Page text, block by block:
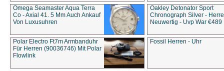
Omega Seamaster Aqua Terra
Co - Axial 41. 5 Mm Auch Ankauf
Von Luxusuhren
Oakley Detonator Sport
Chronograph Silver -
Neuwertig - Uvp War €489
Polar Electro Ft7m Armbanduhr
Für Herren (90036746) Mit Polar
Flowlink
Fossil Herren - Uhr